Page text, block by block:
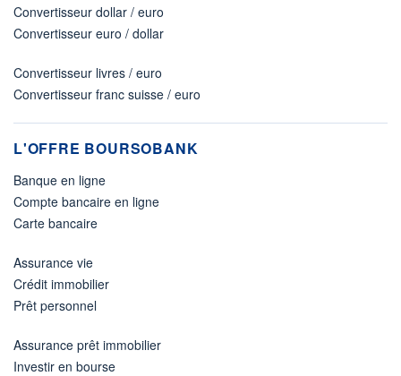
Convertisseur dollar / euro
Convertisseur euro / dollar
Convertisseur livres / euro
Convertisseur franc suisse / euro
L'OFFRE BOURSOBANK
Banque en ligne
Compte bancaire en ligne
Carte bancaire
Assurance vie
Crédit immobilier
Prêt personnel
Assurance prêt immobilier
Investir en bourse